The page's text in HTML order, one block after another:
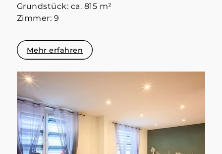
Grundstück: ca. 815 m²
Zimmer: 9
Mehr erfahren